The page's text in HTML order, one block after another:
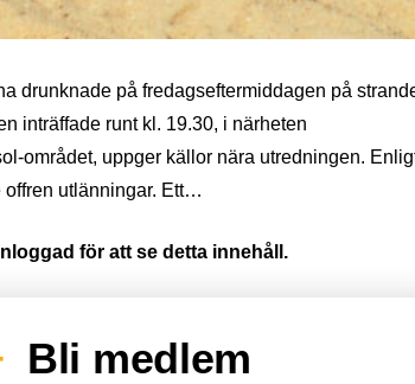
drunknade på fredagseftermiddagen på
inträffade runt kl. 19.30, i närheten
området, uppger källor nära utredningen.
offren utlänningar. Ett…
för att se detta innehåll.
Bli medlem